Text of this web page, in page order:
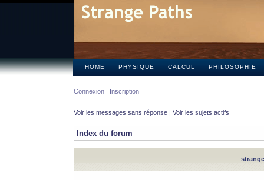
HOME PHYSIQUE CALCUL PHILOSOPHIE
Connexion Inscription
Voir les messages sans réponse | Voir les sujets actifs
Index du forum